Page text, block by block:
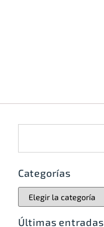
Categorías
Últimas entradas